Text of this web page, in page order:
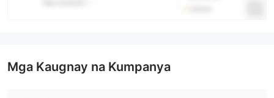
Mga Kaugnay na Kumpanya